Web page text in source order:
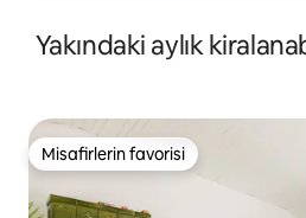
Yakındaki aylık
Misafirlerin favorisi
Misafirlerin favorisi